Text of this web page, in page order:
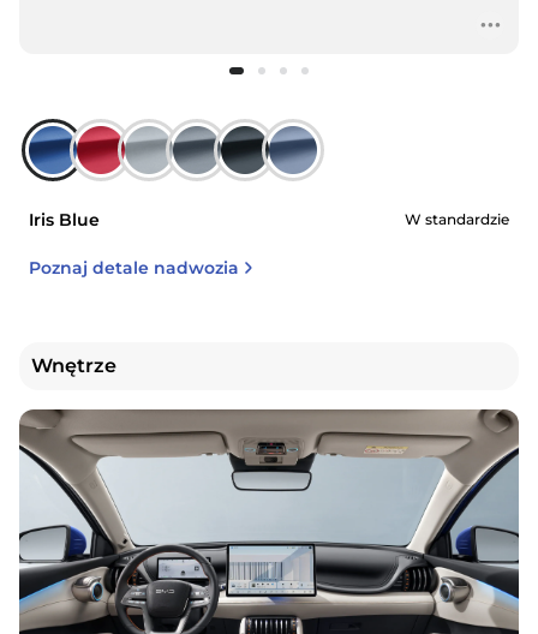
Iris Blue W standardzie
Poznaj detale nadwozia
Wnętrze